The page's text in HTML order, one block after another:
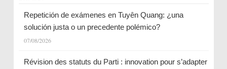
Repetición de exámenes en Tuyên Quang: ¿una
solución justa o un precedente polémico?
07/08/2026
Révision des statuts du Parti : innovation pour s’adapter